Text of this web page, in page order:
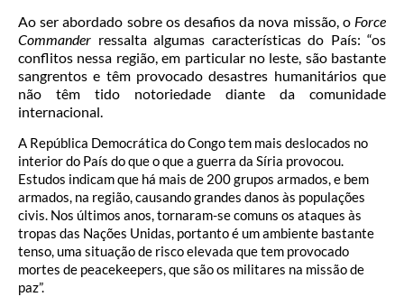
Ao ser abordado sobre os desafios da nova missão, o Force
Commander ressalta algumas características do País: “os
conflitos nessa região, em particular no leste, são bastante
sangrentos e têm provocado desastres humanitários que
não têm tido notoriedade diante da comunidade
internacional.
A República Democrática do Congo tem mais deslocados no
interior do País do que o que a guerra da Síria provocou.
Estudos indicam que há mais de 200 grupos armados, e bem
armados, na região, causando grandes danos às populações
civis. Nos últimos anos, tornaram-se comuns os ataques às
tropas das Nações Unidas, portanto é um ambiente bastante
tenso, uma situação de risco elevada que tem provocado
mortes de peacekeepers, que são os militares na missão de
paz”.